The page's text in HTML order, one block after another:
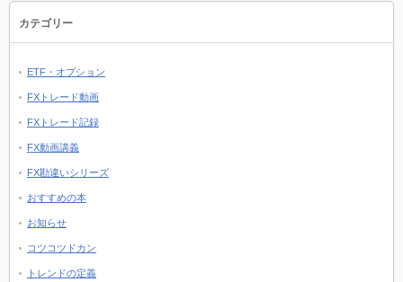
カテゴリー
ETF・オプション
FXトレード動画
FXトレード記録
FX動画講義
FX勘違いシリーズ
おすすめの本
お知らせ
コツコツドカン
トレンドの定義